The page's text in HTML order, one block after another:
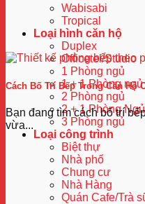
Wabisabi
Tropical
Loại hình căn hộ
Duplex
Officetel/Studio
1 Phòng ngủ
1 + 1 Phòng ngủ
2 Phòng ngủ
2 + 1 Phòng Ngủ
3 Phòng ngủ
Loại công trình
Biệt thự
Nhà phố
Chung cư
Nhà Hàng
Quán Cafe/Trà
Cách Bố Trí Bếp Trong Căn Hộ
Bạn đang tìm cách bố trí
vừa...